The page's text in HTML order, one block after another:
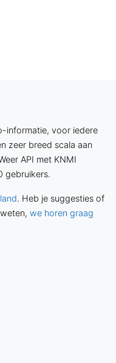
informatie, voor iedere
zeer breed scala aan
API met KNMI
gebruikers.
. Heb je suggesties of
we horen graag